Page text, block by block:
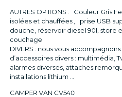
AUTRES OPTIONS : Couleur Gris
isolées et chauffées , prise USB
douche, réservoir diesel 90l, store
couchage
DIVERS : nous vous
d’accessoires divers : multimédia,
alarmes diverses, attaches
installations lithium …
CAMPER VAN CV540